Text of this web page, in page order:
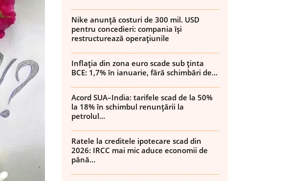
Nike anunță costuri de 300 mil. USD
pentru concedieri: compania își
restructurează operațiunile
Inflația din zona euro scade sub ținta
BCE: 1,7% în ianuarie, fără schimbări de...
Acord SUA–India: tarifele scad de la 50%
la 18% în schimbul renunțării la
petrolul...
Ratele la creditele ipotecare scad din
2026: IRCC mai mic aduce economii de
până...